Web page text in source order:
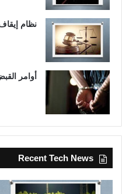
نظام إيقاف
أوامر
Recent Tech News